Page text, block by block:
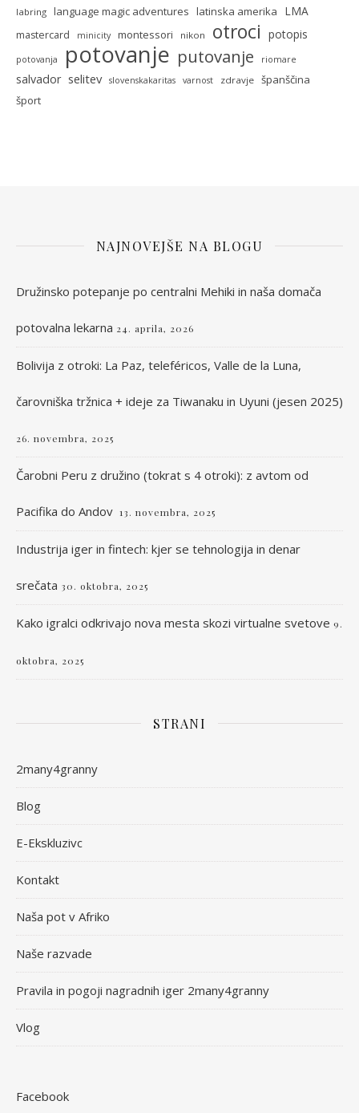
labring language magic adventures latinska amerika LMA
mastercard minicity montessori nikon otroci potopis
potovanja potovanje putovanje riomare
salvador selitev slovenskakaritas varnost zdravje španščina
šport
NAJNOVEJŠE NA BLOGU
Družinsko potepanje po centralni Mehiki in naša domača
potovalna lekarna 24. aprila, 2026
Bolivija z otroki: La Paz, teleféricos, Valle de la Luna,
čarovniška tržnica + ideje za Tiwanaku in Uyuni (jesen 2025)
26. novembra, 2025
Čarobni Peru z družino (tokrat s 4 otroki): z avtom od
Pacifika do Andov 13. novembra, 2025
Industrija iger in fintech: kjer se tehnologija in denar
srečata 30. oktobra, 2025
Kako igralci odkrivajo nova mesta skozi virtualne svetove 9.
oktobra, 2025
STRANI
2many4granny
Blog
E-Ekskluzivc
Kontakt
Naša pot v Afriko
Naše razvade
Pravila in pogoji nagradnih iger 2many4granny
Vlog
Facebook